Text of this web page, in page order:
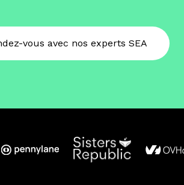
vous avec nos experts SEA